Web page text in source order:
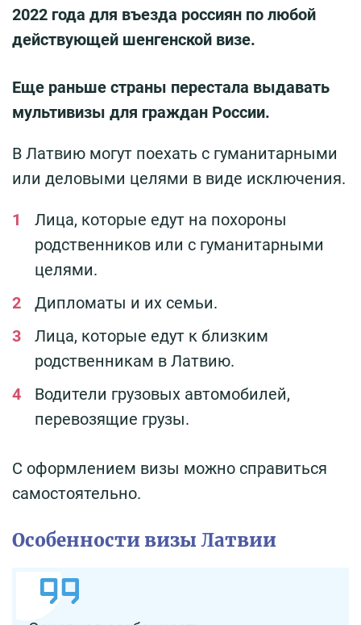
2022 года для въезда россиян по любой
действующей шенгенской визе.
Еще раньше страны перестала выдавать
мультивизы для граждан России.
В Латвию могут поехать с гуманитарными
или деловыми целями в виде исключения.
Лица, которые едут на похороны
родственников или с гуманитарными
целями.
Дипломаты и их семьи.
Лица, которые едут к близким
родственникам в Латвию.
Водители грузовых автомобилей,
перевозящие грузы.
С оформлением визы можно справиться
самостоятельно.
Особенности визы Латвии